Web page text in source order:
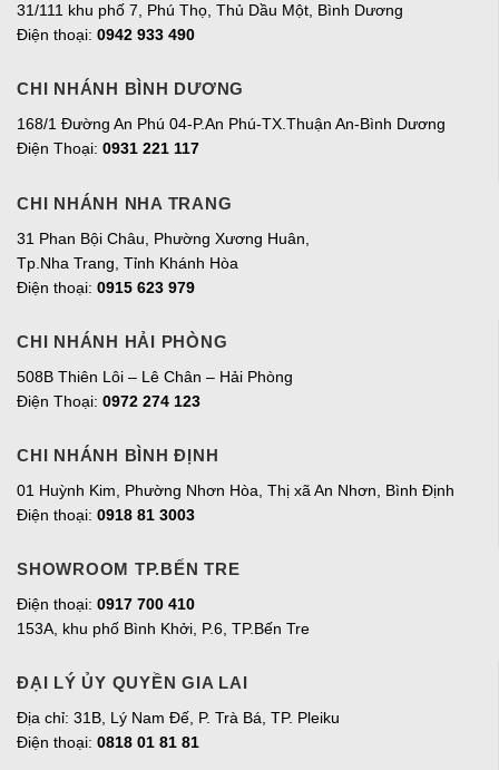
31/111 khu phố 7, Phú Thọ, Thủ Dầu Một, Bình Dương
Điện thoại: 0942 933 490
CHI NHÁNH BÌNH DƯƠNG
168/1 Đường An Phú 04-P.An Phú-TX.Thuận An-Bình Dương
Điện Thoại: 0931 221 117
CHI NHÁNH NHA TRANG
31 Phan Bội Châu, Phường Xương Huân,
Tp.Nha Trang, Tỉnh Khánh Hòa
Điện thoại: 0915 623 979
CHI NHÁNH HẢI PHÒNG
508B Thiên Lôi – Lê Chân – Hải Phòng
Điện Thoại: 0972 274 123
CHI NHÁNH BÌNH ĐỊNH
01 Huỳnh Kim, Phường Nhơn Hòa, Thị xã An Nhơn, Bình Định
Điện thoại: 0918 81 3003
SHOWROOM TP.BẾN TRE
Điện thoại: 0917 700 410
153A, khu phố Bình Khởi, P.6, TP.Bến Tre
ĐẠI LÝ ỦY QUYỀN GIA LAI
Địa chỉ: 31B, Lý Nam Đế, P. Trà Bá, TP. Pleiku
Điện thoại: 0818 01 81 81